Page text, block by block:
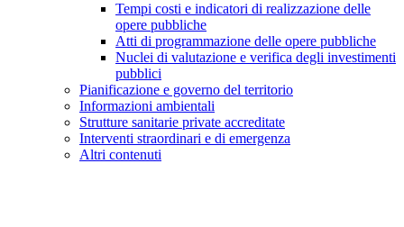
Tempi costi e indicatori di realizzazione delle
opere pubbliche
Atti di programmazione delle opere pubbliche
Nuclei di valutazione e verifica degli investimenti
pubblici
Pianificazione e governo del territorio
Informazioni ambientali
Strutture sanitarie private accreditate
Interventi straordinari e di emergenza
Altri contenuti